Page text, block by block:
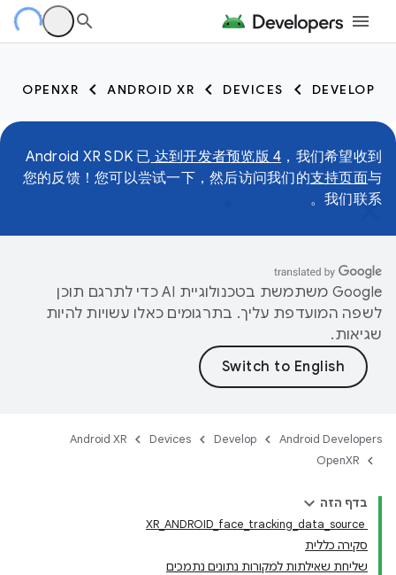
DEVELOP
DEVICES
ANDROID XR
OPENXR
Android XR SDK 已 达到开发者预览版 4 ，我们希望收到
您的反馈！您可以尝试一下，然后访问我们的支持页面与
我们联系。
‫Google משתמשת בטכנולוגיית AI כדי לתרגם תוכן
לשפה המועדפת עליך. בתרגומים כאלו עשויות להיות
שגיאות.
Android Developers
Develop
Devices
Android XR
OpenXR
בדף הזה
סקירה כללית
שליחת שאילתות למקורות נתונים נתמכים